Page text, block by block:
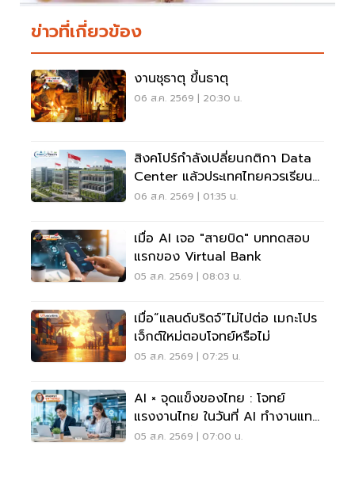
ข่าวที่เกี่ยวข้อง
งานชุธาตุ ขึ้นธาตุ
06 ส.ค. 2569 | 20:30 น.
สิงคโปร์กำลังเปลี่ยนกติกา Data
Center แล้วประเทศไทยควรเรียนรู้
อะไร?
06 ส.ค. 2569 | 01:35 น.
เมื่อ AI เจอ "สายบิด" บททดสอบ
แรกของ Virtual Bank
05 ส.ค. 2569 | 08:03 น.
เมื่อ“แลนด์บริดจ์”ไม่ไปต่อ เมกะโปร
เจ็กต์ใหม่ตอบโจทย์หรือไม่
05 ส.ค. 2569 | 07:25 น.
AI × จุดแข็งของไทย : โจทย์
แรงงานไทย ในวันที่ AI ทำงานแทน
เราได้มากขึ้น
05 ส.ค. 2569 | 07:00 น.